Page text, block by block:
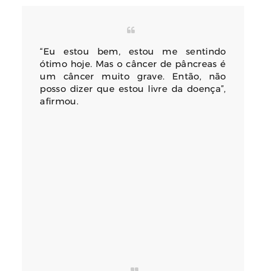
“Eu estou bem, estou me sentindo
ótimo hoje. Mas o câncer de pâncreas é
um câncer muito grave. Então, não
posso dizer que estou livre da doença”,
afirmou.